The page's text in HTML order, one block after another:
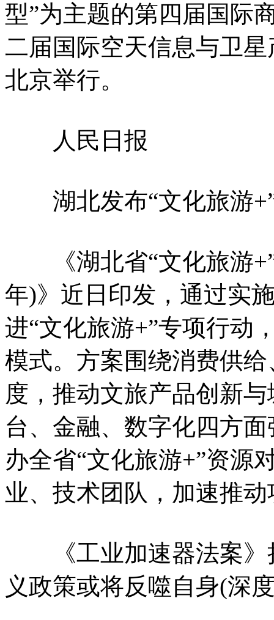
型”为主题的第四届国际
二届国际空天信息与卫
北京举行。
人民日报
湖北发布“文化旅游
《湖北省“文化旅游
年)》近日印发，通过实
进“文化旅游+”专项行动
模式。方案围绕消费供
度，推动文旅产品创新
台、金融、数字化四方
办全省“文化旅游+”资源
业、技术团队，加速推
《工业加速器法案》
义政策或将反噬自身(深